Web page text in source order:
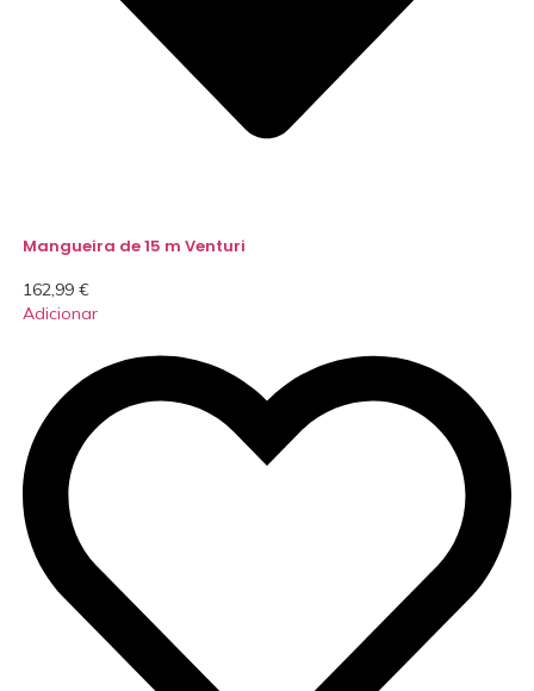
Mangueira de 15 m Venturi
162,99 €
Adicionar